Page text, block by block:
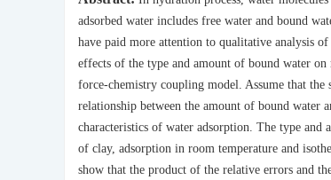
adsorbed water includes free water and bound
have paid more attention to qualitative analysis
effects of the type and amount of bound water
force-chemistry coupling model. Assume that
relationship between the amount of bound water
characteristics of water adsorption. The type
of clay, adsorption in room temperature and
show that the product of the relative errors and